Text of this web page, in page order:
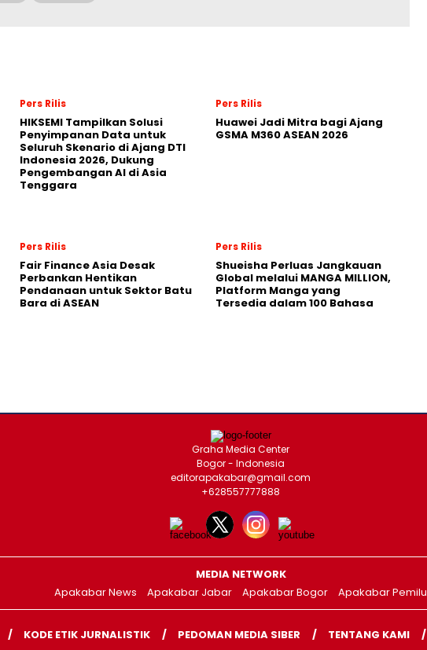
Pers Rilis
HIKSEMI Tampilkan Solusi
Penyimpanan Data untuk
Seluruh Skenario di Ajang DTI
Indonesia 2026, Dukung
Pengembangan AI di Asia
Tenggara
Pers Rilis
Huawei Jadi Mitra bagi Ajang
GSMA M360 ASEAN 2026
Pers Rilis
Fair Finance Asia Desak
Perbankan Hentikan
Pendanaan untuk Sektor Batu
Bara di ASEAN
Pers Rilis
Shueisha Perluas Jangkauan
Global melalui MANGA MILLION,
Platform Manga yang
Tersedia dalam 100 Bahasa
Graha Media Center
Bogor - Indonesia
editorapakabar@gmail.com
+628557777888
MEDIA NETWORK
Apakabar News
Apakabar Jabar Apakabar Bogor Apakabar Pemilu
KODE ETIK JURNALISTIK PEDOMAN MEDIA SIBER TENTANG KAMI